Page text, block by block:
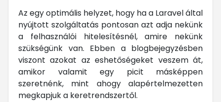
Az egy optimális helyzet, hogy ha a Laravel által
nyújtott szolgáltatás pontosan azt adja nekünk
a felhasználói hitelesítésnél, amire nekünk
szükségünk van. Ebben a blogbejegyzésben
viszont azokat az eshetőségeket veszem át,
amikor valamit egy picit másképpen
szeretnénk, mint ahogy alapértelmezetten
megkapjuk a keretrendszertől.